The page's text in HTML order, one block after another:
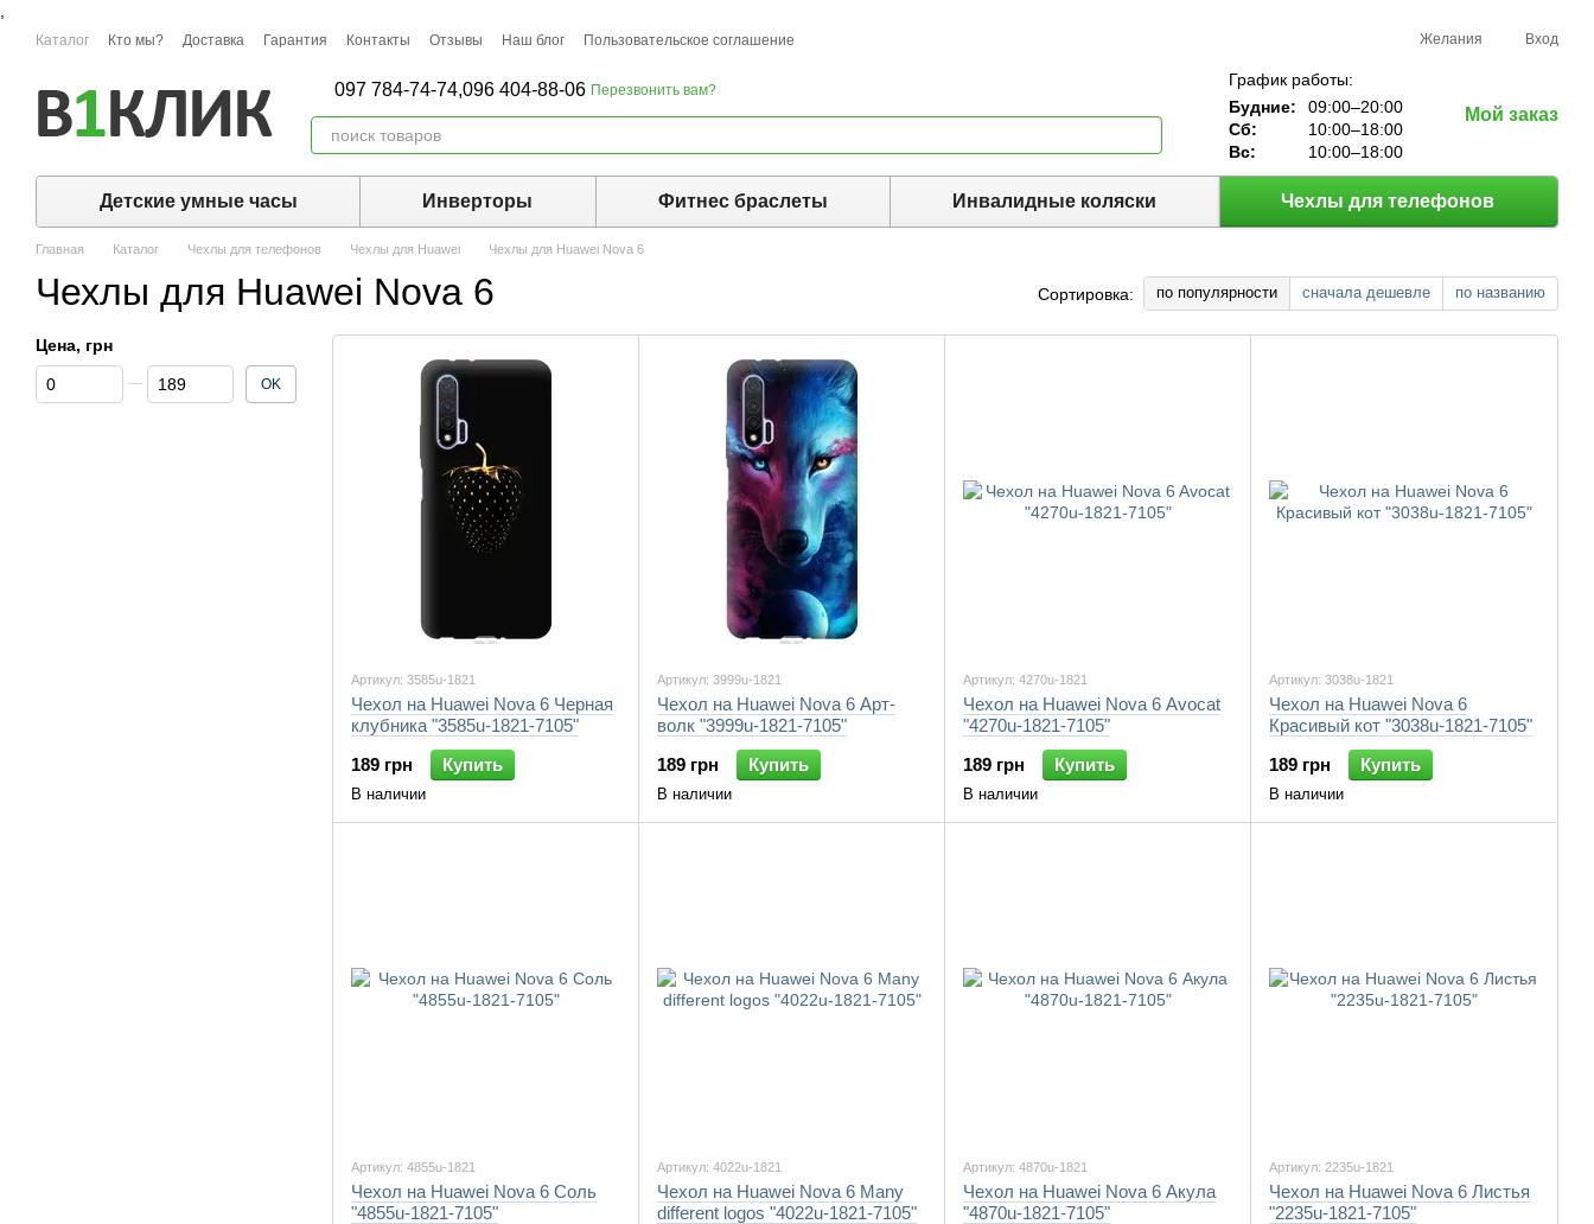
Перейти к основному контенту
Каталог Кто мы? Доставка Гарантия Контакты Отзывы Наш блог Пользовательское соглашение Желания Вход
097 784-74-74,096 404-88-06 Перезвонить вам?
График работы:
Будние:
09:00–20:00
Сб:
10:00–18:00
Вс:
10:00–18:00
Мой заказ
Детские умные часы Инверторы Фитнес браслеты Инвалидные коляски Чехлы для телефонов
Главная Каталог Чехлы для телефонов Чехлы для Huawei Чехлы для Huawei Nova 6
Чехлы для Huawei Nova 6 Сортировка: по популярности сначала дешевле по названию
Артикул: 3585u-1821
Чехол на Huawei Nova 6 Черная
клубника "3585u-1821-7105"
189 грн
Купить
В наличии
Артикул: 3999u-1821
Чехол на Huawei Nova 6 Арт-
волк "3999u-1821-7105"
189 грн
Купить
В наличии
Артикул: 4270u-1821
Чехол на Huawei Nova 6 Avocat
"4270u-1821-7105"
189 грн
Купить
В наличии
Артикул: 3038u-1821
Чехол на Huawei Nova 6
Красивый кот "3038u-1821-7105"
189 грн
Купить
В наличии
Артикул: 4855u-1821
Чехол на Huawei Nova 6 Соль
"4855u-1821-7105"
Артикул: 4022u-1821
Чехол на Huawei Nova 6 Many
different logos "4022u-1821-7105"
Артикул: 4870u-1821
Чехол на Huawei Nova 6 Акула
"4870u-1821-7105"
Артикул: 2235u-1821
Чехол на Huawei Nova 6 Листья
"2235u-1821-7105"
Цена, грн
От Цена, грн
До Цена, грн OK